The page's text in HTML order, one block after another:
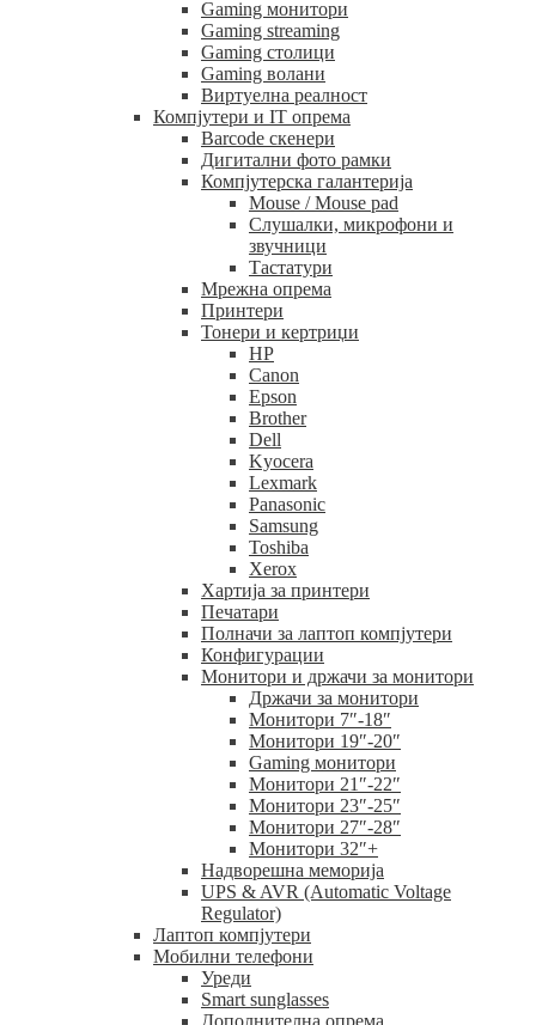
Gaming монитори
Gaming streaming
Gaming столици
Gaming волани
Виртуелна реалност
Компјутери и IT опрема
Barcode скенери
Дигитални фото рамки
Компјутерска галантерија
Mouse / Mouse pad
Слушалки, микрофони и
звучници
Тастатури
Мрежна опрема
Принтери
Тонери и кертриџи
HP
Canon
Epson
Brother
Dell
Kyocera
Lexmark
Panasonic
Samsung
Toshiba
Xerox
Хартија за принтери
Печатари
Полначи за лаптоп компјутери
Конфигурации
Монитори и држачи за монитори
Држачи за монитори
Монитори 7″-18″
Монитори 19″-20″
Gaming монитори
Монитори 21″-22″
Монитори 23″-25″
Монитори 27″-28″
Монитори 32″+
Надворешна меморија
UPS & AVR (Automatic Voltage
Regulator)
Лаптоп компјутери
Мобилни телефони
Уреди
Smart sunglasses
Дополнителна опрема